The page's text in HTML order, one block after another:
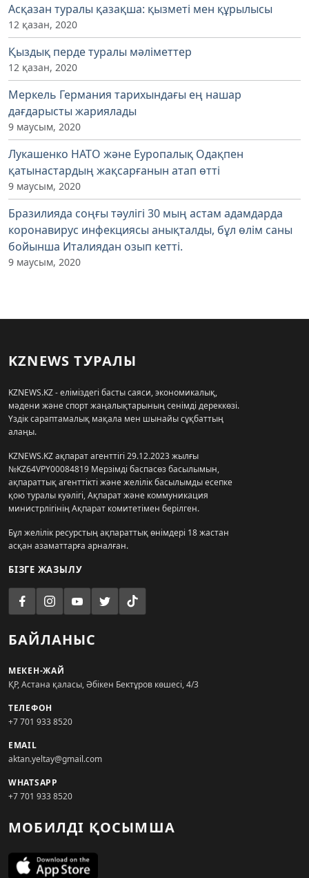
Асқазан туралы қазақша: қызметі мен құрылысы
12 қазан, 2020
Қыздық перде туралы мәліметтер
12 қазан, 2020
Меркель Германия тарихындағы ең нашар
дағдарысты жариялады
9 маусым, 2020
Лукашенко НАТО және Еуропалық Одақпен
қатынастардың жақсарғанын атап өтті
9 маусым, 2020
Бразилияда соңғы тәулігі 30 мың астам адамдарда
коронавирус инфекциясы анықталды, бұл өлім саны
бойынша Италиядан озып кетті.
9 маусым, 2020
KZNEWS ТУРАЛЫ
KZNEWS.KZ - еліміздегі басты саяси, экономикалық,
мәдени және спорт жаңалықтарының сенімді дереккөзі.
Үздік сараптамалық мақала мен шынайы сұқбаттың
алаңы.
KZNEWS.KZ ақпарат агенттігі 29.12.2023 жылғы
№KZ64VPY00084819 Мерзімді баспасөз басылымын,
ақпараттық агенттікті және желілік басылымды есепке
қою туралы куәлігі, Ақпарат және коммуникация
министрлігінің Ақпарат комитетімен берілген.
Бұл желілік ресурстың ақпараттық өнімдері 18 жастан
асқан азаматтарға арналған.
БІЗГЕ ЖАЗЫЛУ
БАЙЛАНЫС
МЕКЕН-ЖАЙ
ҚР, Астана қаласы, Әбікен Бектұров көшесі, 4/3
ТЕЛЕФОН
+7 701 933 8520
EMAIL
aktan.yeltay@gmail.com
WHATSAPP
+7 701 933 8520
МОБИЛДІ ҚОСЫМША